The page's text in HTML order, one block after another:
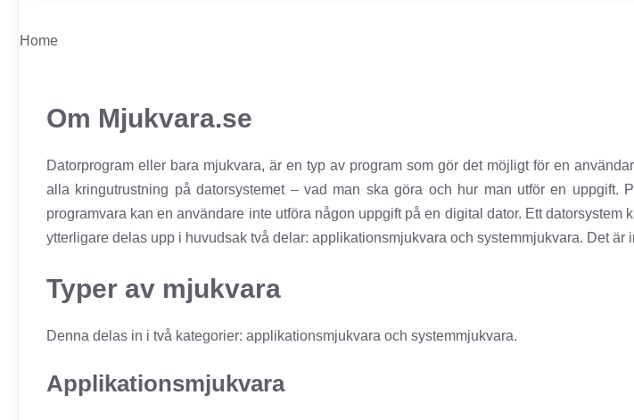
Home
Om Mjukvara.se
Datorprogram eller bara mjukvara, är en typ av program som gör det möjligt för en
alla kringutrustning på datorsystemet – vad man ska göra och hur man utför en uppgift.
programvara kan en användare inte utföra någon uppgift på en digital dator. Ett
ytterligare delas upp i huvudsak två delar: applikationsmjukvara och systemmjukvara. Det
Typer av mjukvara
Denna delas in i två kategorier: applikationsmjukvara och systemmjukvara.
Applikationsmjukvara